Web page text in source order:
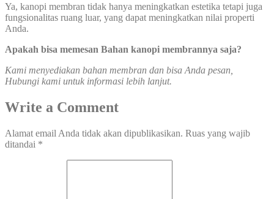
Ya, kanopi membran tidak hanya meningkatkan estetika tetapi juga
fungsionalitas ruang luar, yang dapat meningkatkan nilai properti
Anda.
Apakah bisa memesan Bahan kanopi membrannya saja?
Kami menyediakan bahan membran dan bisa Anda pesan,
Hubungi kami untuk informasi lebih lanjut.
Write a Comment
Alamat email Anda tidak akan dipublikasikan. Ruas yang wajib
ditandai *